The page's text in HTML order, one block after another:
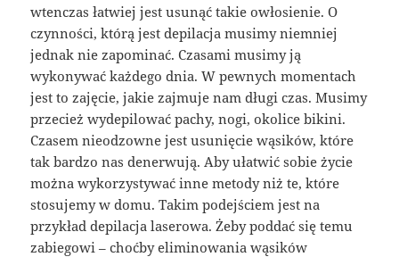
wtenczas łatwiej jest usunąć takie owłosienie. O
czynności, którą jest depilacja musimy niemniej
jednak nie zapominać. Czasami musimy ją
wykonywać każdego dnia. W pewnych momentach
jest to zajęcie, jakie zajmuje nam długi czas. Musimy
przecież wydepilować pachy, nogi, okolice bikini.
Czasem nieodzowne jest usunięcie wąsików, które
tak bardzo nas denerwują. Aby ułatwić sobie życie
można wykorzystywać inne metody niż te, które
stosujemy w domu. Takim podejściem jest na
przykład depilacja laserowa. Żeby poddać się temu
zabiegowi – choćby eliminowania wąsików